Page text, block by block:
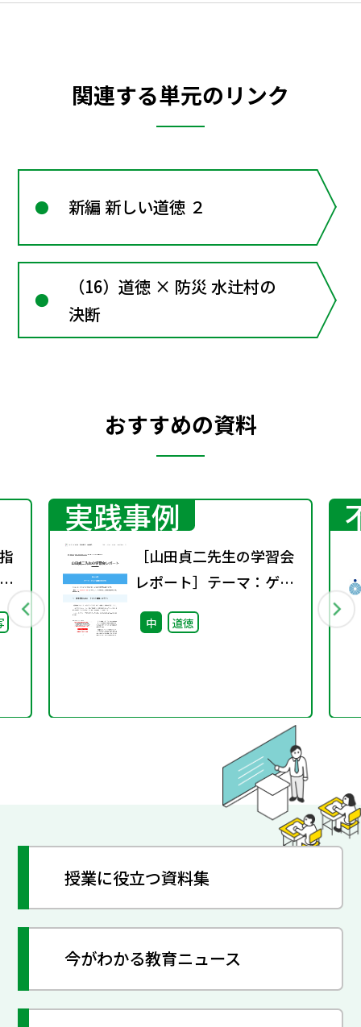
関連する単元のリンク
新編 新しい道徳 ２
（16）道徳 × 防災 水辻村の
決断
おすすめの資料
実践事例
［山田貞二先生の学習会
レポート］テーマ：ゲス
ト道徳のあり方
中 道徳
授業に役立つ資料集
今がわかる教育ニュース